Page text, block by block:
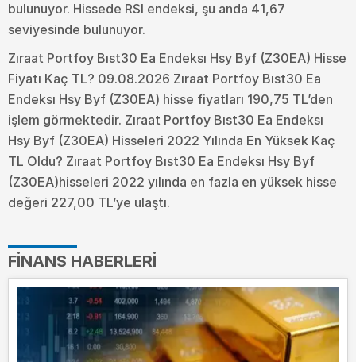
bulunuyor. Hissede RSI endeksi, şu anda 41,67
seviyesinde bulunuyor.
Zıraat Portfoy Bıst30 Ea Endeksı Hsy Byf (Z30EA) Hisse
Fiyatı Kaç TL? 09.08.2026 Zıraat Portfoy Bıst30 Ea
Endeksı Hsy Byf (Z30EA) hisse fiyatları 190,75 TL’den
işlem görmektedir. Zıraat Portfoy Bıst30 Ea Endeksı
Hsy Byf (Z30EA) Hisseleri 2022 Yılında En Yüksek Kaç
TL Oldu? Zıraat Portfoy Bıst30 Ea Endeksı Hsy Byf
(Z30EA)hisseleri 2022 yılında en fazla en yüksek hisse
değeri 227,00 TL’ye ulaştı.
FINANS HABERLERI